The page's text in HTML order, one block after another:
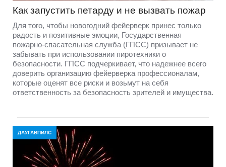
Как запустить петарду и не вызвать пожар
Для того, чтобы новогодний фейерверк принес только
радость и позитивные эмоции, Государственная
пожарно-спасательная служба (ГПСС) призывает не
забывать при использовании пиротехники о
безопасности. ГПСС подчеркивает, что надежнее всего
доверить организацию фейерверка профессионалам,
которые оценят все риски и возьмут на себя
ответственность за безопасность зрителей и имущества.
ДАУГАВПИЛС